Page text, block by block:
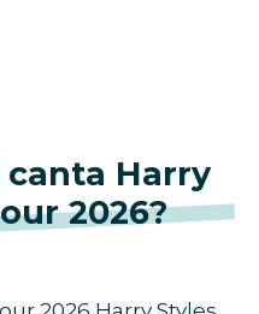
canta Harry
2026?